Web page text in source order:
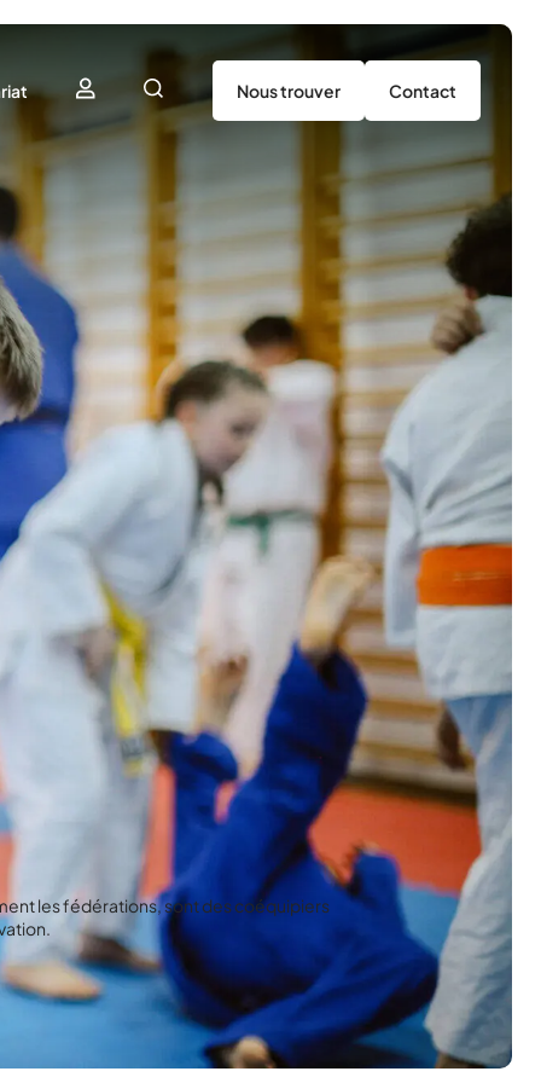
Nous trouver Contact
les fédérations, sont des coéquipiers